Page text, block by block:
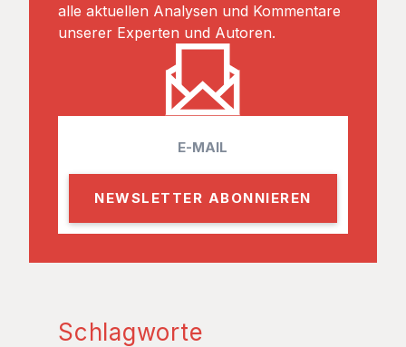
alle aktuellen Analysen und Kommentare
unserer Experten und Autoren.
a
l
Schlagworte